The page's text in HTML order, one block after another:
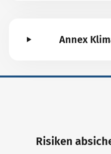
Annex
Risiken